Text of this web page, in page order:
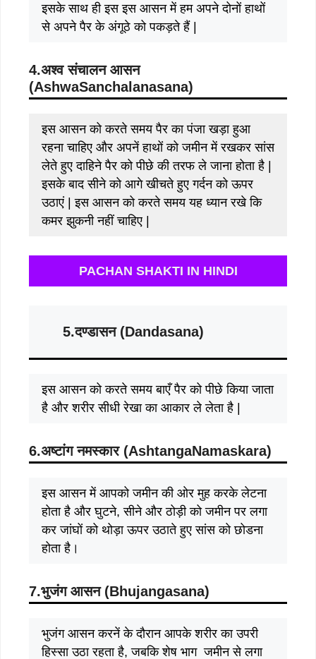
इसके साथ ही इस इस आसन में हम अपने दोनों हाथों
से अपने पैर के अंगूठे को पकड़ते हैं |
4.अश्व संचालन आसन
(AshwaSanchalanasana)
इस आसन को करते समय पैर का पंजा खड़ा हुआ
रहना चाहिए और अपनें हाथों को जमीन में रखकर सांस
लेते हुए दाहिने पैर को पीछे की तरफ ले जाना होता है |
इसके बाद सीने को आगे खीचते हुए गर्दन को ऊपर
उठाएं | इस आसन को करते समय यह ध्यान रखे कि
कमर झुकनी नहीं चाहिए |
PACHAN SHAKTI IN HINDI
5.दण्डासन (Dandasana)
इस आसन को करते समय बाएँ पैर को पीछे किया जाता
है और शरीर सीधी रेखा का आकार ले लेता है |
6.अष्टांग नमस्कार (AshtangaNamaskara)
इस आसन में आपको जमीन की ओर मुह करके लेटना
होता है और घुटने, सीने और ठोड़ी को जमीन पर लगा
कर जांघों को थोड़ा ऊपर उठाते हुए सांस को छोडना
होता है।
7.भुजंग आसन (Bhujangasana)
भुजंग आसन करनें के दौरान आपके शरीर का उपरी
हिस्सा उठा रहता है, जबकि शेष भाग जमीन से लगा